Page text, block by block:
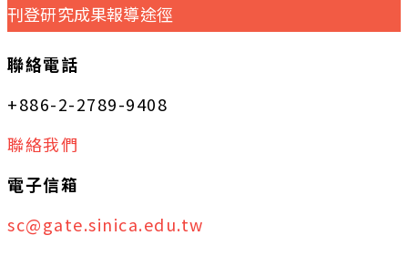
刊登研究成果報導途徑
聯絡電話
+886-2-2789-9408
聯絡我們
電子信箱
sc@gate.sinica.edu.tw